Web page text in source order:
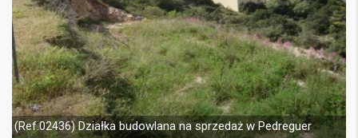
(Ref.02436)Działka budowlana na sprzedaż w Pedreguer